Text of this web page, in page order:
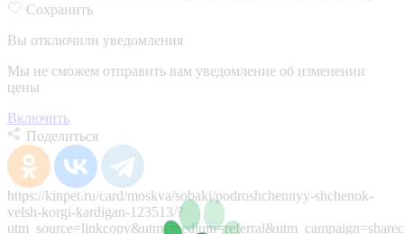
Сохранить
Вы отключили уведомления
Мы не сможем отправить вам уведомление об изменении
цены
Включить
Поделиться
https://kinpet.ru/card/moskva/sobaki/podroshchennyy-shchenok-
velsh-korgi-kardigan-123513/?